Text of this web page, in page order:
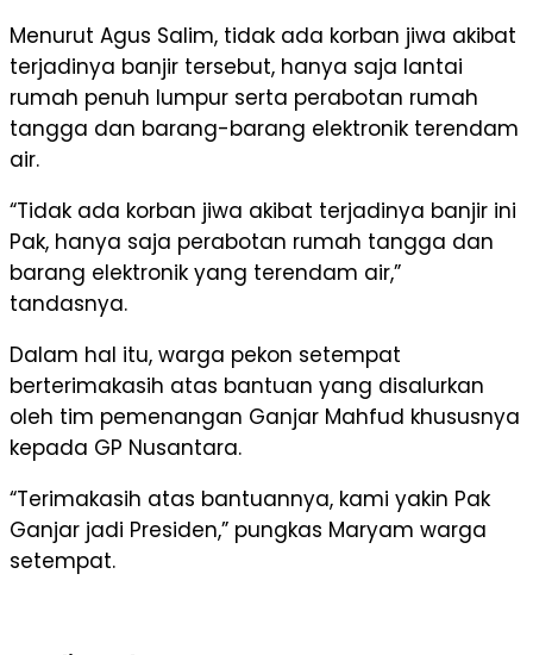
Menurut Agus Salim, tidak ada korban jiwa akibat
terjadinya banjir tersebut, hanya saja lantai
rumah penuh lumpur serta perabotan rumah
tangga dan barang-barang elektronik terendam
air.
“Tidak ada korban jiwa akibat terjadinya banjir ini
Pak, hanya saja perabotan rumah tangga dan
barang elektronik yang terendam air,”
tandasnya.
Dalam hal itu, warga pekon setempat
berterimakasih atas bantuan yang disalurkan
oleh tim pemenangan Ganjar Mahfud khususnya
kepada GP Nusantara.
“Terimakasih atas bantuannya, kami yakin Pak
Ganjar jadi Presiden,” pungkas Maryam warga
setempat.